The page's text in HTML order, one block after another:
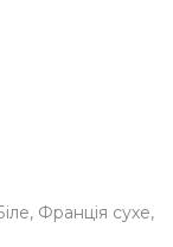
Франція сухе